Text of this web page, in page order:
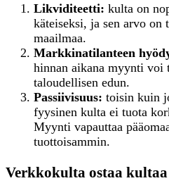
Likviditeetti: kulta on
käteiseksi, ja sen arvo on
maailmaa.
Markkinatilanteen
hinnan aikana myynti voi
taloudellisen edun.
Passiivisuus: toisin kuin
fyysinen kulta ei tuota
Myynti vapauttaa
tuottoisammin.
Verkkokulta ostaa